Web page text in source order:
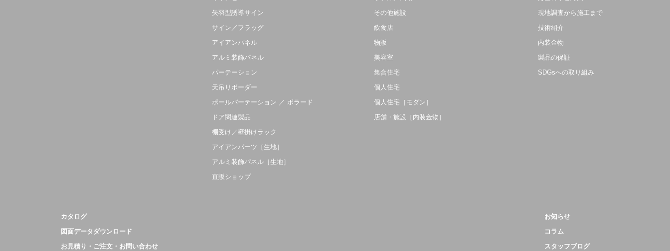
矢羽型誘導サイン
サイン／フラッグ
アイアンパネル
アルミ装飾パネル
パーテーション
天吊りボーダー
ポールパーテーション ／ ボラード
ドア関連製品
棚受け／壁掛けラック
アイアンパーツ［生地］
アルミ装飾パネル［生地］
直販ショップ
その他施設
飲食店
物販
美容室
集合住宅
個人住宅
個人住宅［モダン］
店舗・施設［内装金物］
現地調査から施工まで
技術紹介
内装金物
製品の保証
SDGsへの取り組み
カタログ
図面データダウンロード
お見積り・ご注文・お問い合わせ
お知らせ
コラム
スタッフブログ